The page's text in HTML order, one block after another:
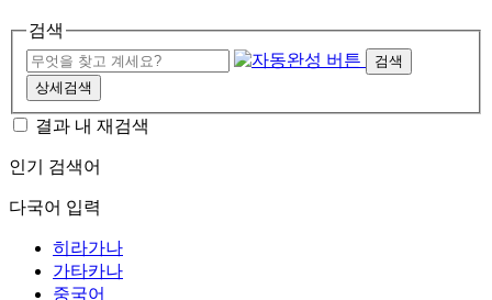
검색
검색
상세검색
결과 내 재검색
인기 검색어
다국어 입력
히라가나
가타카나
중국어